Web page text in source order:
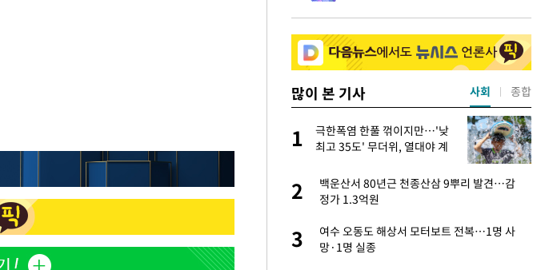
많이 본 기사
2 '고지용과 이혼' 허양임, 새 출발했다
3
김희철, 거꾸로 걸린 광복절 태극기 현수막에
"X돌았네"
1
극한폭염 한풀 꺾이지만…'낮
최고 35도' 무더위, 열대야 계
2
백운산서 80년근 천종산삼 9뿌리 발견…감
정가 1.3억원
3
여수 오동도 해상서 모터보트 전복…1명 사
망·1명 실종
사회 종합